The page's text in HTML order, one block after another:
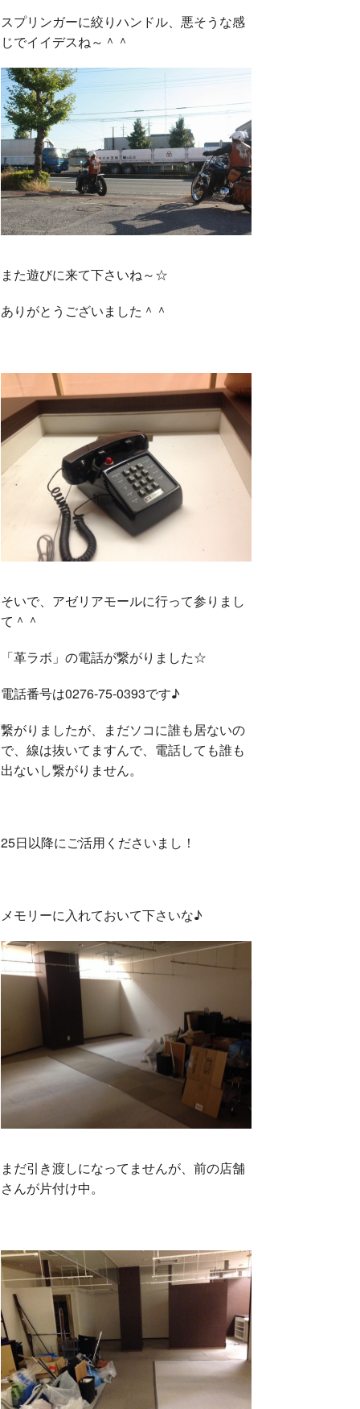
スプリンガーに絞りハンドル、悪そうな感
じでイイデスね～＾＾
また遊びに来て下さいね～☆
ありがとうございました＾＾
そいで、アゼリアモールに行って参りまし
て＾＾
「革ラボ」の電話が繋がりました☆
電話番号は0276-75-0393です♪
繋がりましたが、まだソコに誰も居ないの
で、線は抜いてますんで、電話しても誰も
出ないし繋がりません。
25日以降にご活用くださいまし！
メモリーに入れておいて下さいな♪
まだ引き渡しになってませんが、前の店舗
さんが片付け中。